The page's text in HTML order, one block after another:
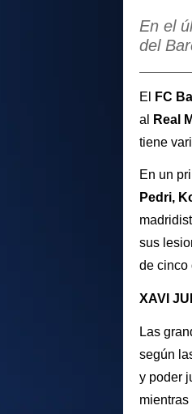
En el
del
El FC
al
Real
tiene
En un
Pedri,
sus
de cinco
XAVI
Las
según
y poder